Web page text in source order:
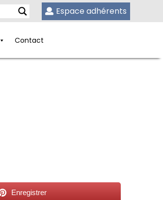
Espace adhérents
Contact
Enregistrer